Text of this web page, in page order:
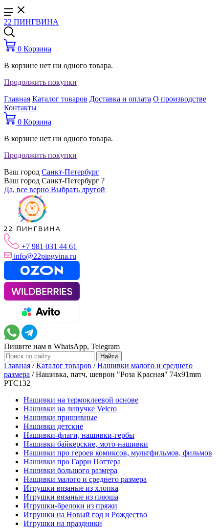
22 ПИНГВИНА
0 Корзина
В корзине нет ни одного товара.
Продолжить покупки
Главная Каталог товаров Доставка и оплата О производстве
Контакты
0 Корзина
В корзине нет ни одного товара.
Продолжить покупки
Ваш город Санкт-Петербург
Ваш город Санкт-Петербург ?
Да, все верно Выбрать другой
+7 981 031 44 61
info@22pingvina.ru
Пишите нам в WhatsApp, Telegram
Главная /Каталог товаров /Нашивки малого и среднего
размера /Нашивка, патч, шеврон "Роза Красная" 74x91mm
PTC132
Нашивки на термоклеевой основе
Нашивки на липучке Velcro
Нашивки пришивные
Нашивки детские
Нашивки-флаги, нашивки-гербы
Нашивки байкерские, мото-нашивки
Нашивки про героев комиксов, мультфильмов, фильмов
Нашивки про Гарри Поттера
Нашивки большого размера
Нашивки малого и среднего размера
Игрушки вязаные из хлопка
Игрушки вязаные из плюша
Игрушки-брелоки из пряжи
Игрушки на Новый год и Рождество
Игрушки на праздники